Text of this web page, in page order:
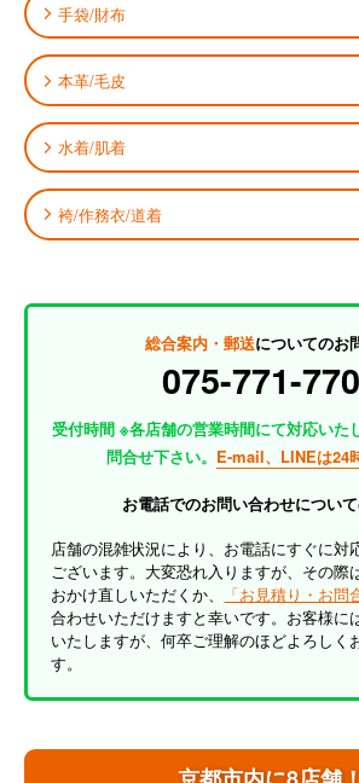
手袋/財布
本革/毛皮
水着/肌着
袴/作務衣/道着
総合案内・郵送についてのお
075-771-
受付時間 ※各店舗の営業時間にて対応いた
問合せ下さい。 E-mail、LINEは24
お電話でのお問い合わせについ
店舗の混雑状況により、お電話にすぐに対
ございます。大変恐れ入りますが、その際
おかけ直しいただくか、
「お見積り・お問
合わせいただけますと幸いです。お客様に
いたしますが、何卒ご理解のほどよろしく
す。